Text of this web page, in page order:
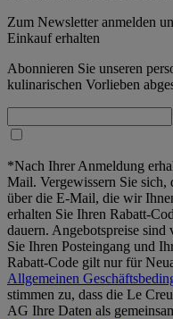
Zum Newsletter anmelden
Einkauf erhalten
Abonnieren Sie unseren
kulinarischen Vorlieben
*Nach Ihrer Anmeldung
Mail. Vergewissern Sie sich,
über die E-Mail, die wir
erhalten Sie Ihren Rabatt-
dauern. Angebotspreise
Sie Ihren Posteingang und
Rabatt-Code gilt nur für
Allgemeinen
stimmen zu, dass die Le
AG Ihre Daten als